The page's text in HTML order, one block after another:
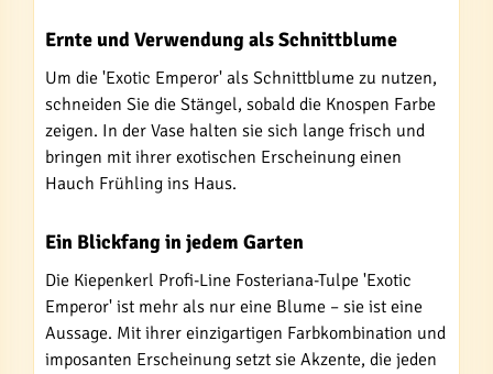
Ernte und Verwendung als Schnittblume
Um die 'Exotic Emperor' als Schnittblume zu nutzen,
schneiden Sie die Stängel, sobald die Knospen Farbe
zeigen. In der Vase halten sie sich lange frisch und
bringen mit ihrer exotischen Erscheinung einen
Hauch Frühling ins Haus.
Ein Blickfang in jedem Garten
Die Kiepenkerl Profi-Line Fosteriana-Tulpe 'Exotic
Emperor' ist mehr als nur eine Blume – sie ist eine
Aussage. Mit ihrer einzigartigen Farbkombination und
imposanten Erscheinung setzt sie Akzente, die jeden